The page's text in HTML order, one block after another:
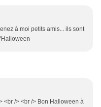
à moi petits amis... ils sont
<br /> <br /> Bon Halloween à